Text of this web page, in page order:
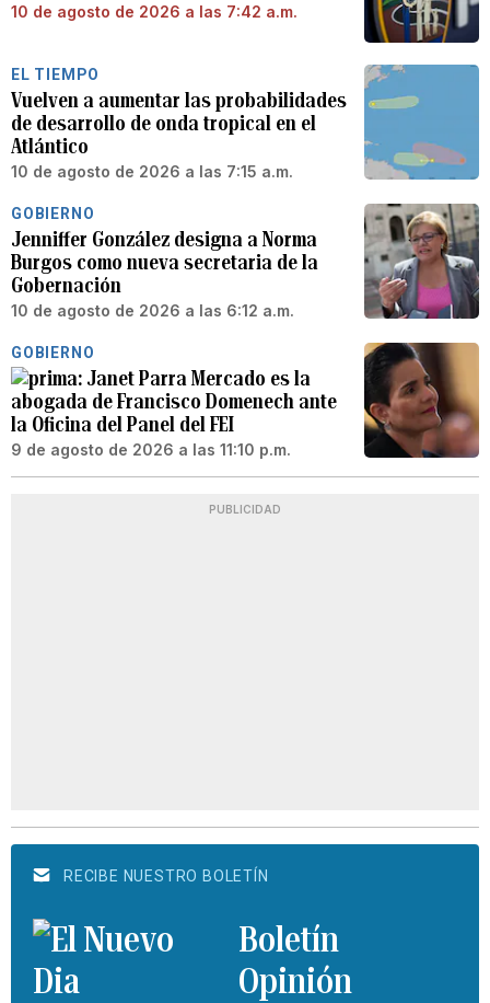
10 de agosto de 2026 a las 7:42 a.m.
EL TIEMPO
Vuelven a aumentar las probabilidades
de desarrollo de onda tropical en el
Atlántico
10 de agosto de 2026 a las 7:15 a.m.
GOBIERNO
Jenniffer González designa a Norma
Burgos como nueva secretaria de la
Gobernación
10 de agosto de 2026 a las 6:12 a.m.
GOBIERNO
Janet Parra Mercado es la
abogada de Francisco Domenech ante
la Oficina del Panel del FEI
9 de agosto de 2026 a las 11:10 p.m.
PUBLICIDAD
RECIBE NUESTRO BOLETÍN
Boletín
Opinión